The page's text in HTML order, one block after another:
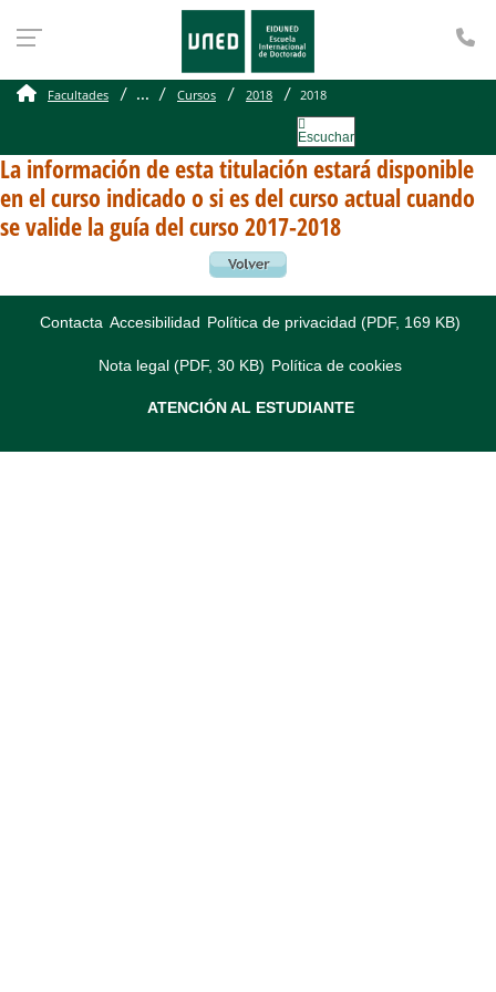
Facultades ... Cursos 2018 2018
Escuchar
La información de esta titulación estará disponible
en el curso indicado o si es del curso actual cuando
se valide la guía del curso 2017-2018
Contacta Accesibilidad Política de privacidad (PDF, 169 KB)
Nota legal (PDF, 30 KB) Política de cookies
ATENCIÓN AL ESTUDIANTE